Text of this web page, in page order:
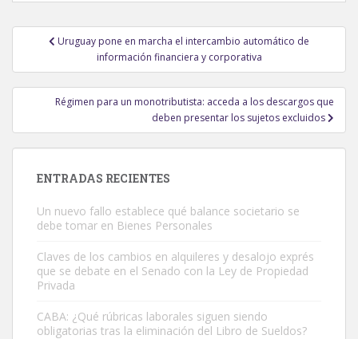
Navegación
entradas
Uruguay pone en marcha el intercambio automático de
información financiera y corporativa
Régimen para un monotributista: acceda a los descargos que
deben presentar los sujetos excluidos
ENTRADAS RECIENTES
Un nuevo fallo establece qué balance societario se
debe tomar en Bienes Personales
Claves de los cambios en alquileres y desalojo exprés
que se debate en el Senado con la Ley de Propiedad
Privada
CABA: ¿Qué rúbricas laborales siguen siendo
obligatorias tras la eliminación del Libro de Sueldos?